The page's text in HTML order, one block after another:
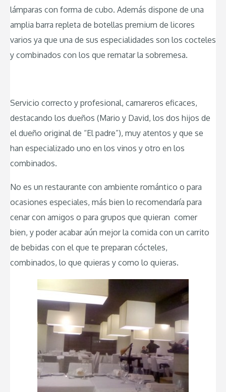
lámparas con forma de cubo. Además dispone de una
amplia barra repleta de botellas premium de licores
varios ya que una de sus especialidades son los cocteles
y combinados con los que rematar la sobremesa.
Servicio correcto y profesional, camareros eficaces,
destacando los dueños (Mario y David, los dos hijos de
el dueño original de “El padre”), muy atentos y que se
han especializado uno en los vinos y otro en los
combinados.
No es un restaurante con ambiente romántico o para
ocasiones especiales, más bien lo recomendaría para
cenar con amigos o para grupos que quieran comer
bien, y poder acabar aún mejor la comida con un carrito
de bebidas con el que te preparan cócteles,
combinados, lo que quieras y como lo quieras.